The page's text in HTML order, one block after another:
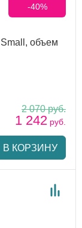
-40%
объем
2 070руб.
1 242 руб.
В КОРЗИНУ